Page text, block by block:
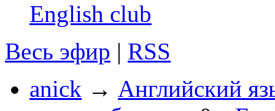
English club
Весь эфир | RSS
anick → Английский